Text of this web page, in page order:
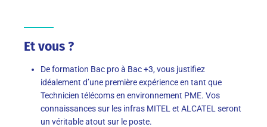
Et vous ?
De formation Bac pro à Bac +3, vous justifiez
idéalement d’une première expérience en tant que
Technicien télécoms en environnement PME. Vos
connaissances sur les infras MITEL et ALCATEL seront
un véritable atout sur le poste.